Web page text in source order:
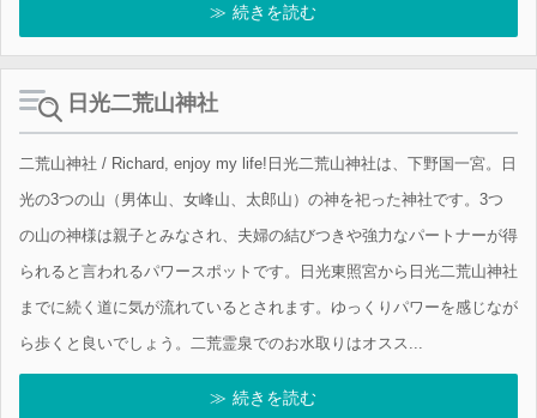
続きを読む
日光二荒山神社
二荒山神社 / Richard, enjoy my life!日光二荒山神社は、下野国一宮。日
光の3つの山（男体山、女峰山、太郎山）の神を祀った神社です。3つ
の山の神様は親子とみなされ、夫婦の結びつきや強力なパートナーが得
られると言われるパワースポットです。日光東照宮から日光二荒山神社
までに続く道に気が流れているとされます。ゆっくりパワーを感じなが
ら歩くと良いでしょう。二荒霊泉でのお水取りはオスス...
続きを読む